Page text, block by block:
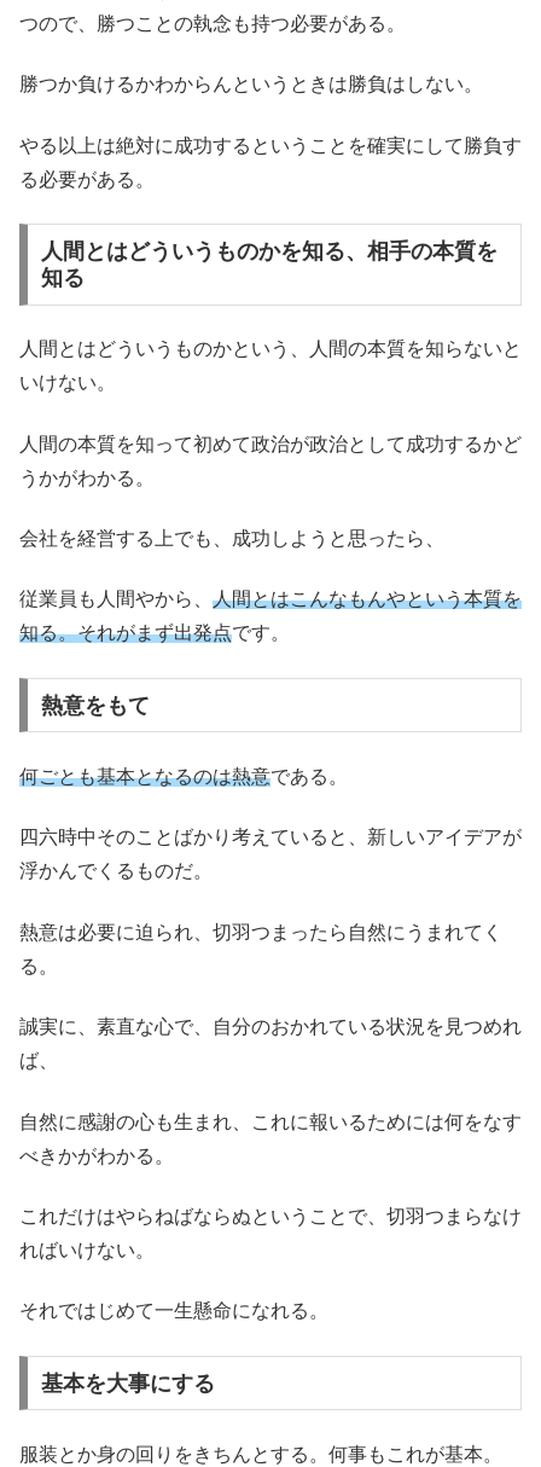
つので、勝つことの執念も持つ必要がある。
勝つか負けるかわからんというときは勝負はしない。
やる以上は絶対に成功するということを確実にして勝負す
る必要がある。
人間とはどういうものかを知る、相手の本質を
知る
人間とはどういうものかという、人間の本質を知らないと
いけない。
人間の本質を知って初めて政治が政治として成功するかど
うかがわかる。
会社を経営する上でも、成功しようと思ったら、
従業員も人間やから、 人間とはこんなもんやという本質を
知る。それがまず出発点です。
熱意をもて
何ごとも基本となるのは熱意である。
四六時中そのことばかり考えていると、新しいアイデアが
浮かんでくるものだ。
熱意は必要に迫られ、切羽つまったら自然にうまれてく
る。
誠実に、素直な心で、自分のおかれている状況を見つめれ
ば、
自然に感謝の心も生まれ、これに報いるためには何をなす
べきかがわかる。
これだけはやらねばならぬということで、切羽つまらなけ
ればいけない。
それではじめて一生懸命になれる。
基本を大事にする
服装とか身の回りをきちんとする。何事もこれが基本。